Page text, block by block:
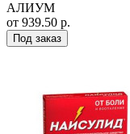
АЛИУМ
от 939.50 р.
Под заказ